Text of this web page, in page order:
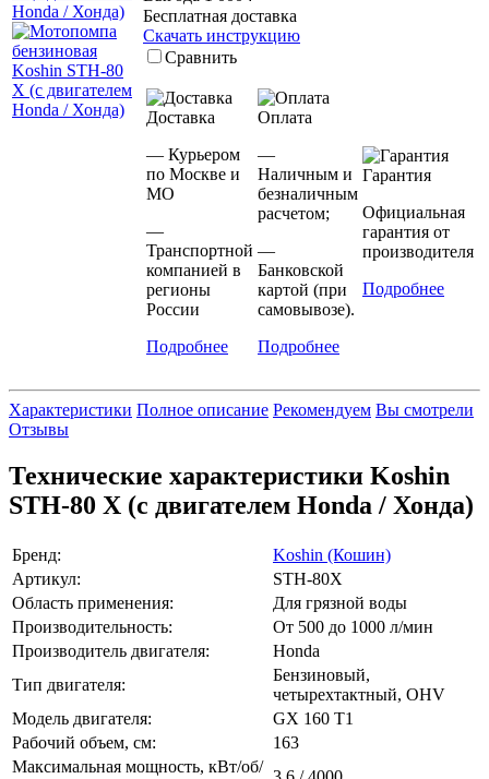
Бесплатная доставка
Скачать инструкцию
Сравнить
Доставка
— Курьером
по Москве и
МО
—
Транспортной
компанией в
регионы
России
Подробнее
Оплата
—
Наличным и
безналичным
расчетом;
—
Банковской
картой (при
самовывозе).
Подробнее
Гарантия
Официальная
гарантия от
производителя
Подробнее
Характеристики Полное описание Рекомендуем Вы смотрели
Отзывы
Технические характеристики Koshin
STH-80 X (с двигателем Honda / Хонда)
Бренд:
Koshin (Кошин)
Артикул:
STH-80X
Область применения:
Для грязной воды
Производительность:
От 500 до 1000 л/мин
Производитель двигателя:
Honda
Тип двигателя:
Бензиновый,
четырехтактный, OHV
Модель двигателя:
GX 160 T1
Рабочий объем, см:
163
Максимальная мощность, кВт/об/